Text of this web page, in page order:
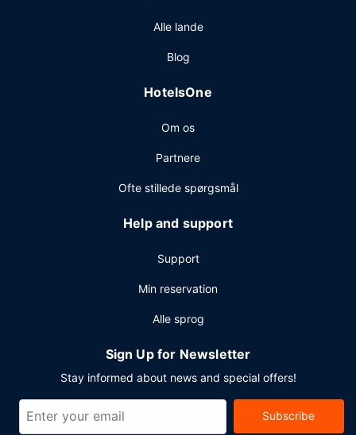
hurtig indtjekning og hurtig udtjekning. Gratis selvstændig
Alle lande
Blog
HotelsOne
Om os
Partnere
Ofte stillede spørgsmål
Help and support
Support
Min reservation
Alle sprog
Sign Up for Newsletter
Stay informed about news and special offers!
Subscribe